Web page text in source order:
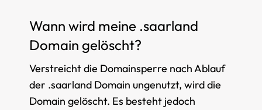
Wann wird meine .saarland
Domain gelöscht?
Verstreicht die Domainsperre nach Ablauf
der .saarland Domain ungenutzt, wird die
Domain gelöscht. Es besteht jedoch